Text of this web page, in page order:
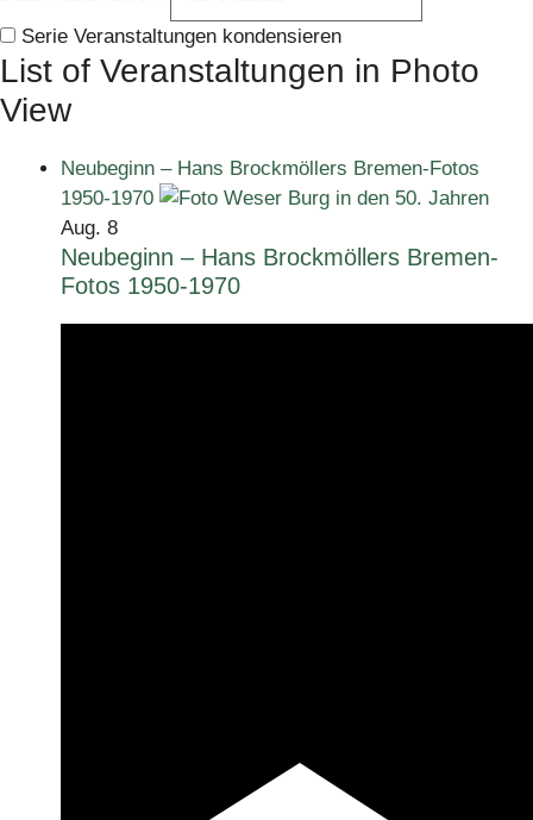
Serie Veranstaltungen kondensieren
List of Veranstaltungen in Photo
View
Neubeginn – Hans Brockmöllers Bremen-Fotos
1950-1970
Aug. 8
Neubeginn – Hans Brockmöllers Bremen-
Fotos 1950-1970